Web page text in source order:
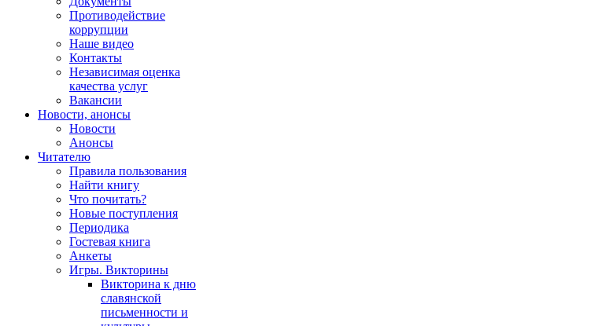
Противодействие
коррупции
Наше видео
Контакты
Независимая оценка
качества услуг
Вакансии
Новости, анонсы
Новости
Анонсы
Читателю
Правила пользования
Найти книгу
Что почитать?
Новые поступления
Периодика
Гостевая книга
Анкеты
Игры. Викторины
Викторина к дню
славянской
письменности и